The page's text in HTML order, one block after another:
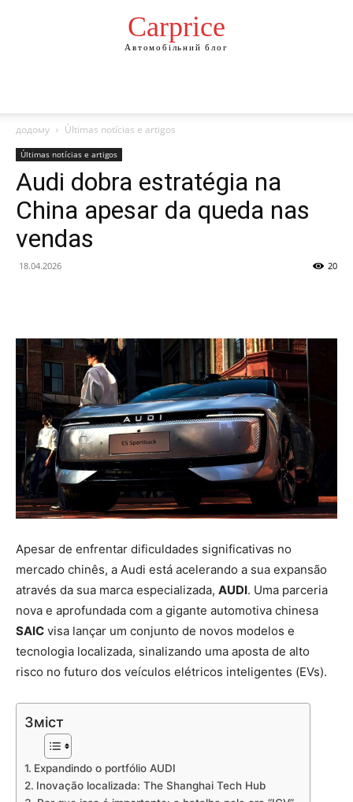
Сarprice
Автомобільний блог
додому Últimas notícias e artigos
Últimas notícias e artigos
Audi dobra estratégia na
China apesar da queda nas
vendas
18.04.2026 20
Apesar de enfrentar dificuldades significativas no
mercado chinês, a Audi está acelerando a sua expansão
através da sua marca especializada, AUDI. Uma parceria
nova e aprofundada com a gigante automotiva chinesa
SAIC visa lançar um conjunto de novos modelos e
tecnologia localizada, sinalizando uma aposta de alto
risco no futuro dos veículos elétricos inteligentes (EVs).
Зміст
Expandindo o portfólio AUDI
Inovação localizada: The Shanghai Tech Hub